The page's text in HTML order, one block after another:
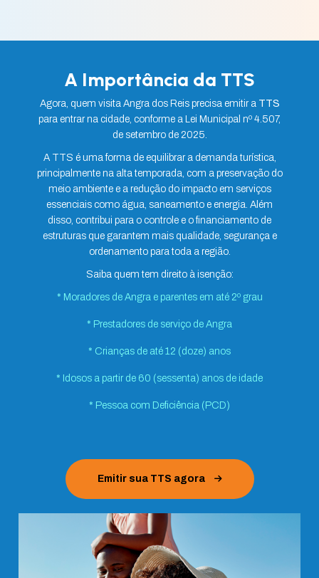
A Importância da TTS
Agora, quem visita Angra dos Reis precisa emitir a TTS
para entrar na cidade, conforme a Lei Municipal nº 4.507,
de setembro de 2025.
A TTS é uma forma de equilibrar a demanda turística,
principalmente na alta temporada, com a preservação do
meio ambiente e a redução do impacto em serviços
essenciais como água, saneamento e energia. Além
disso, contribui para o controle e o financiamento de
estruturas que garantem mais qualidade, segurança e
ordenamento para toda a região.
Saiba quem tem direito à isenção:
* Moradores de Angra e parentes em até 2º grau
* Prestadores de serviço de Angra
* Crianças de até 12 (doze) anos
* Idosos a partir de 60 (sessenta) anos de idade
* Pessoa com Deficiência (PCD)
Emitir sua TTS agora